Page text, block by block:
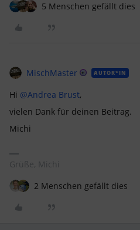
5 Menschen gefällt dies
MischMaster AUTOR*IN
Hi @Andrea Brust,
vielen Dank für deinen Beitrag.
Michi
Grüße, Michi
2 Menschen gefällt dies